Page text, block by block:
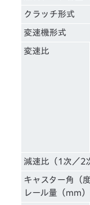
クラッチ形式
変速機形式
変速比
減速比（1次／2
キャスター角（
レール量（mm）